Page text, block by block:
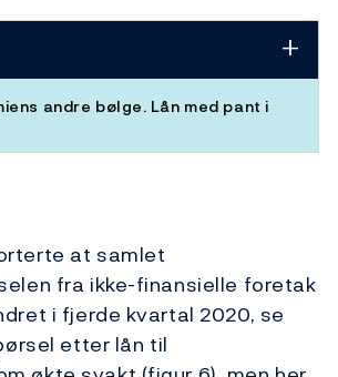
andre bølge. Lån med pant i
at samlet
fra ikke-finansielle foretak
i fjerde kvartal 2020, se
etter lån til